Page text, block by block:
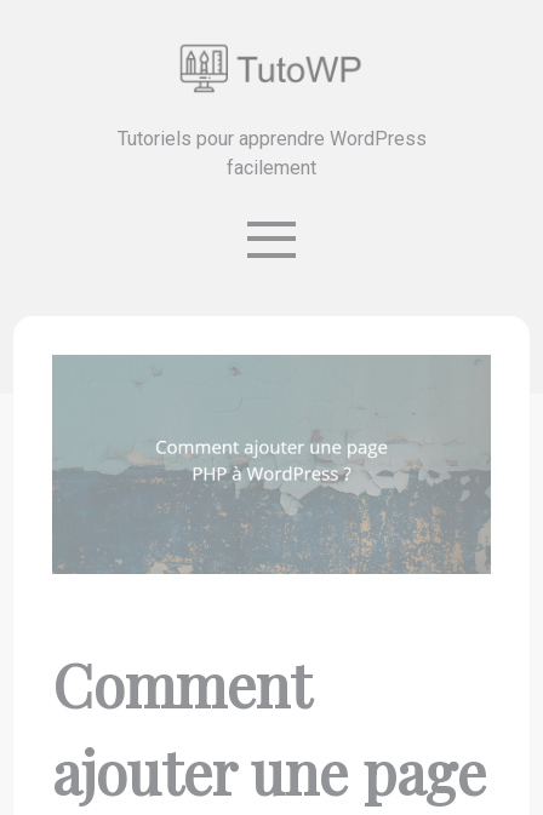
Tutoriels pour apprendre WordPress
facilement
Comment
ajouter une page